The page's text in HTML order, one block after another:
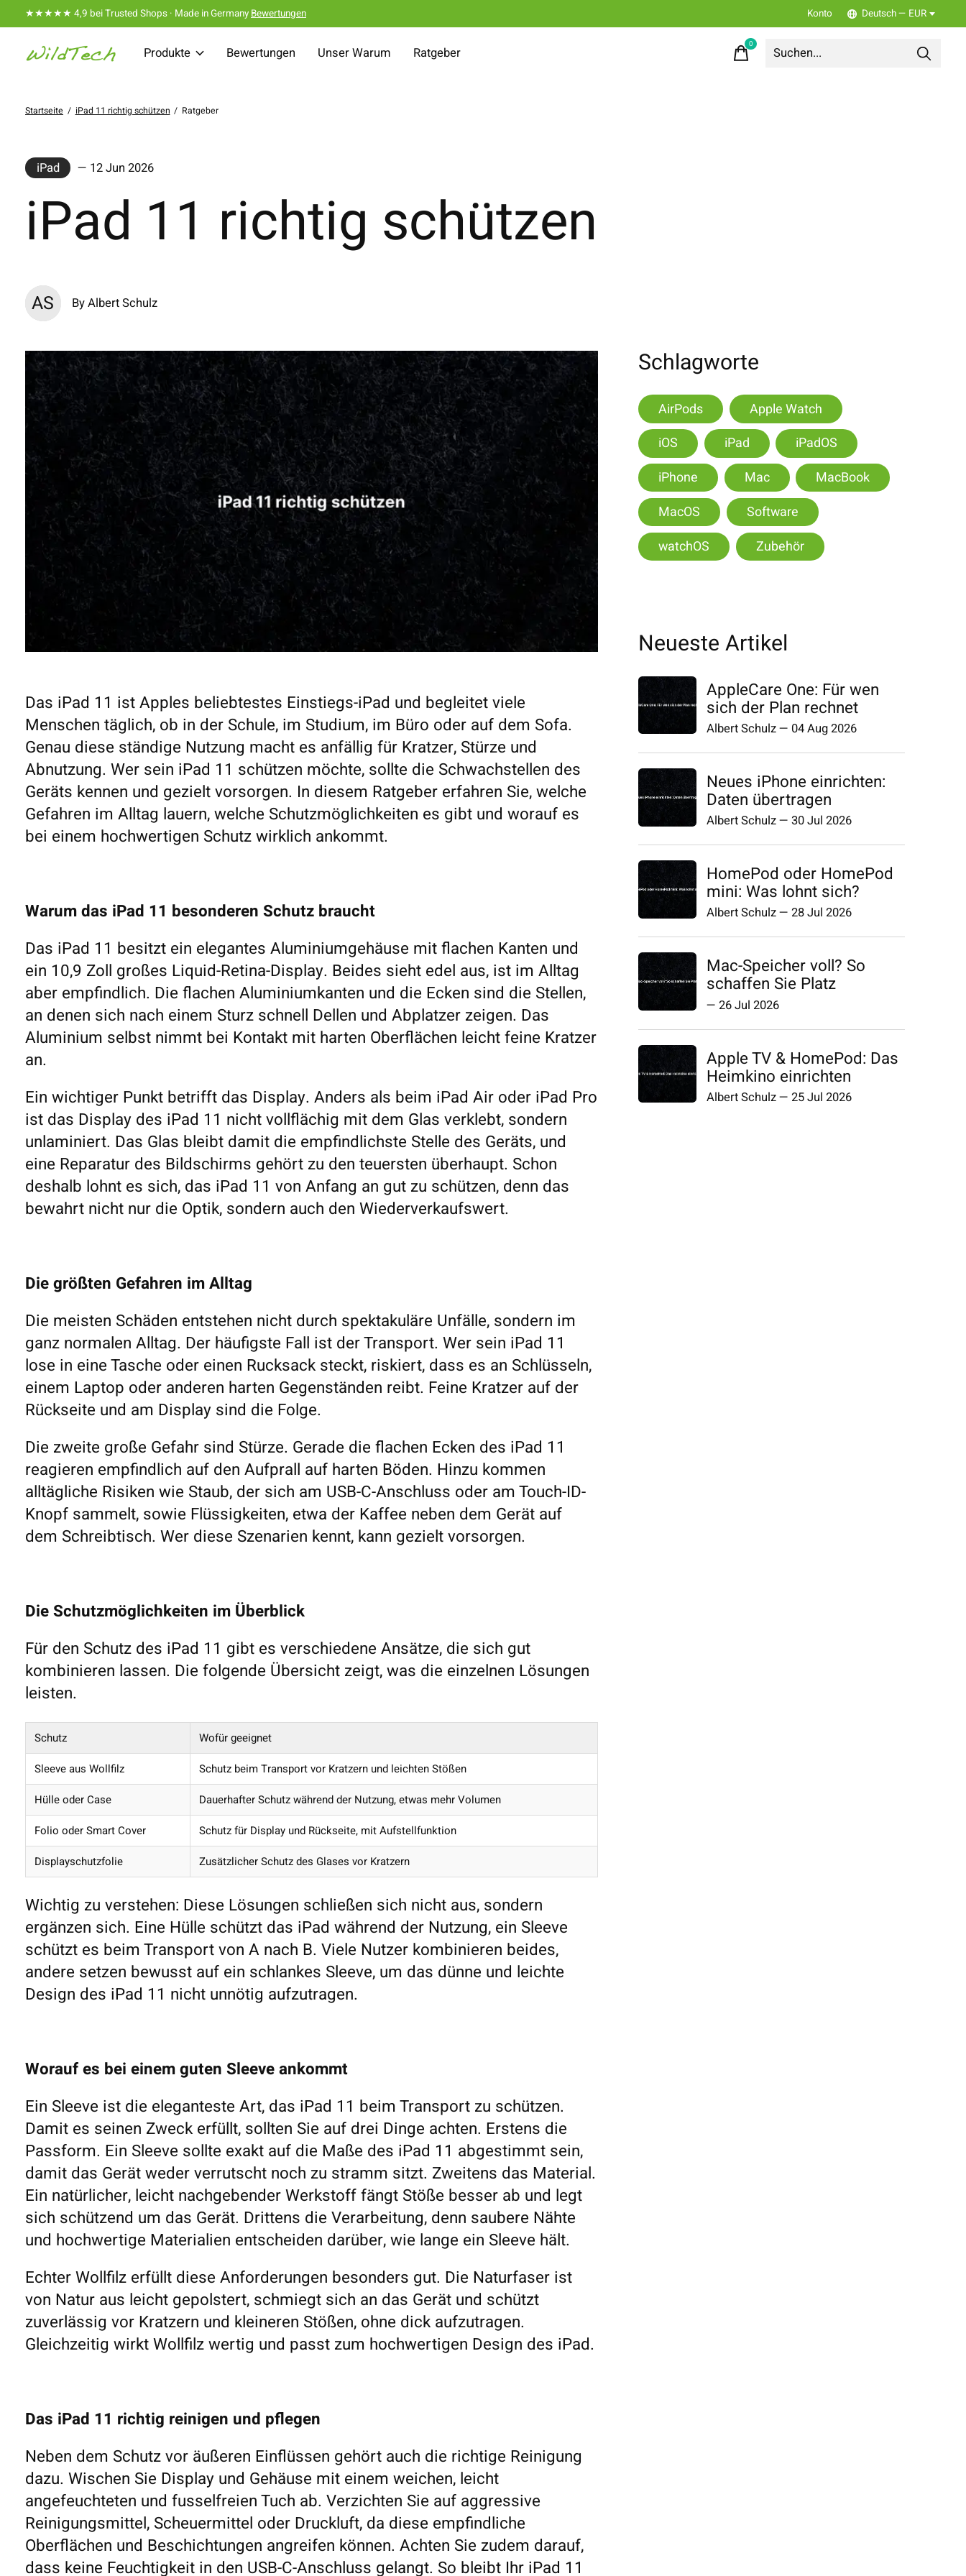
★★★★★ 4,9 bei Trusted Shops · Made in GermanyBewertungen Konto Deutsch — EUR
Produkte Bewertungen Unser Warum Ratgeber
0items
Startseite / iPad 11 richtig schützen / Ratgeber
iPad — 12 Jun 2026
iPad 11 richtig schützen
AS By Albert Schulz
Das iPad 11 ist Apples beliebtestes Einstiegs-iPad und begleitet viele
Menschen täglich, ob in der Schule, im Studium, im Büro oder auf dem Sofa.
Genau diese ständige Nutzung macht es anfällig für Kratzer, Stürze und
Abnutzung. Wer sein iPad 11 schützen möchte, sollte die Schwachstellen des
Geräts kennen und gezielt vorsorgen. In diesem Ratgeber erfahren Sie, welche
Gefahren im Alltag lauern, welche Schutzmöglichkeiten es gibt und worauf es
bei einem hochwertigen Schutz wirklich ankommt.
Warum das iPad 11 besonderen Schutz braucht
Das iPad 11 besitzt ein elegantes Aluminiumgehäuse mit flachen Kanten und
ein 10,9 Zoll großes Liquid-Retina-Display. Beides sieht edel aus, ist im Alltag
aber empfindlich. Die flachen Aluminiumkanten und die Ecken sind die Stellen,
an denen sich nach einem Sturz schnell Dellen und Abplatzer zeigen. Das
Aluminium selbst nimmt bei Kontakt mit harten Oberflächen leicht feine Kratzer
an.
Ein wichtiger Punkt betrifft das Display. Anders als beim iPad Air oder iPad Pro
ist das Display des iPad 11 nicht vollflächig mit dem Glas verklebt, sondern
unlaminiert. Das Glas bleibt damit die empfindlichste Stelle des Geräts, und
eine Reparatur des Bildschirms gehört zu den teuersten überhaupt. Schon
deshalb lohnt es sich, das iPad 11 von Anfang an gut zu schützen, denn das
bewahrt nicht nur die Optik, sondern auch den Wiederverkaufswert.
Die größten Gefahren im Alltag
Die meisten Schäden entstehen nicht durch spektakuläre Unfälle, sondern im
ganz normalen Alltag. Der häufigste Fall ist der Transport. Wer sein iPad 11
lose in eine Tasche oder einen Rucksack steckt, riskiert, dass es an Schlüsseln,
einem Laptop oder anderen harten Gegenständen reibt. Feine Kratzer auf der
Rückseite und am Display sind die Folge.
Die zweite große Gefahr sind Stürze. Gerade die flachen Ecken des iPad 11
reagieren empfindlich auf den Aufprall auf harten Böden. Hinzu kommen
alltägliche Risiken wie Staub, der sich am USB-C-Anschluss oder am Touch-ID-
Knopf sammelt, sowie Flüssigkeiten, etwa der Kaffee neben dem Gerät auf
dem Schreibtisch. Wer diese Szenarien kennt, kann gezielt vorsorgen.
Die Schutzmöglichkeiten im Überblick
Für den Schutz des iPad 11 gibt es verschiedene Ansätze, die sich gut
kombinieren lassen. Die folgende Übersicht zeigt, was die einzelnen Lösungen
leisten.
Schutz
Wofür geeignet
Sleeve aus Wollfilz
Schutz beim Transport vor Kratzern und leichten Stößen
Hülle oder Case
Dauerhafter Schutz während der Nutzung, etwas mehr Volumen
Folio oder Smart Cover
Schutz für Display und Rückseite, mit Aufstellfunktion
Displayschutzfolie
Zusätzlicher Schutz des Glases vor Kratzern
Wichtig zu verstehen: Diese Lösungen schließen sich nicht aus, sondern
ergänzen sich. Eine Hülle schützt das iPad während der Nutzung, ein Sleeve
schützt es beim Transport von A nach B. Viele Nutzer kombinieren beides,
andere setzen bewusst auf ein schlankes Sleeve, um das dünne und leichte
Design des iPad 11 nicht unnötig aufzutragen.
Worauf es bei einem guten Sleeve ankommt
Ein Sleeve ist die eleganteste Art, das iPad 11 beim Transport zu schützen.
Damit es seinen Zweck erfüllt, sollten Sie auf drei Dinge achten. Erstens die
Passform. Ein Sleeve sollte exakt auf die Maße des iPad 11 abgestimmt sein,
damit das Gerät weder verrutscht noch zu stramm sitzt. Zweitens das Material.
Ein natürlicher, leicht nachgebender Werkstoff fängt Stöße besser ab und legt
sich schützend um das Gerät. Drittens die Verarbeitung, denn saubere Nähte
und hochwertige Materialien entscheiden darüber, wie lange ein Sleeve hält.
Echter Wollfilz erfüllt diese Anforderungen besonders gut. Die Naturfaser ist
von Natur aus leicht gepolstert, schmiegt sich an das Gerät und schützt
zuverlässig vor Kratzern und kleineren Stößen, ohne dick aufzutragen.
Gleichzeitig wirkt Wollfilz wertig und passt zum hochwertigen Design des iPad.
Das iPad 11 richtig reinigen und pflegen
Neben dem Schutz vor äußeren Einflüssen gehört auch die richtige Reinigung
dazu. Wischen Sie Display und Gehäuse mit einem weichen, leicht
angefeuchteten und fusselfreien Tuch ab. Verzichten Sie auf aggressive
Reinigungsmittel, Scheuermittel oder Druckluft, da diese empfindliche
Oberflächen und Beschichtungen angreifen können. Achten Sie zudem darauf,
dass keine Feuchtigkeit in den USB-C-Anschluss gelangt. So bleibt Ihr iPad 11
Schlagworte
AirPods
Apple Watch
iOS
iPad
iPadOS
iPhone
Mac
MacBook
MacOS
Software
watchOS
Zubehör
Neueste Artikel
AppleCare One: Für wen
sich der Plan rechnet
Albert Schulz— 04 Aug 2026
Neues iPhone einrichten:
Daten übertragen
Albert Schulz— 30 Jul 2026
HomePod oder HomePod
mini: Was lohnt sich?
Albert Schulz— 28 Jul 2026
Mac-Speicher voll? So
schaffen Sie Platz
— 26 Jul 2026
Apple TV & HomePod: Das
Heimkino einrichten
Albert Schulz— 25 Jul 2026